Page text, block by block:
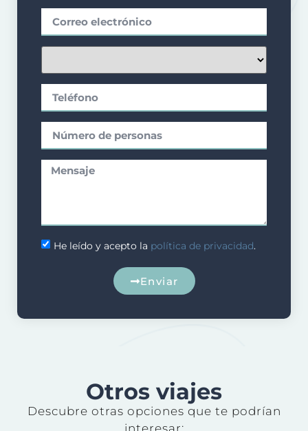
He leído y acepto la política de privacidad.
Enviar
Otros viajes
Descubre otras opciones que te podrían